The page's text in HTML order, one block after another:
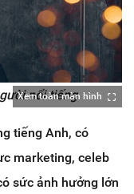
Xem toàn màn hình
nổi tiếng
tiếng Anh, có
marketing, celeb
sức ảnh hưởng lớn